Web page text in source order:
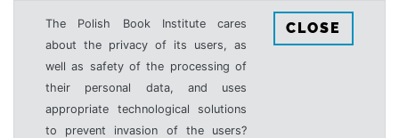
The Polish Book Institute cares
about the privacy of its users, as
well as safety of the processing of
their personal data, and uses
appropriate technological solutions
to prevent invasion of the users?
CLOSE